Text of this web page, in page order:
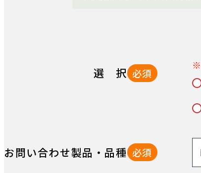
選 択 必須
お問い合わせ製品・品種 必須